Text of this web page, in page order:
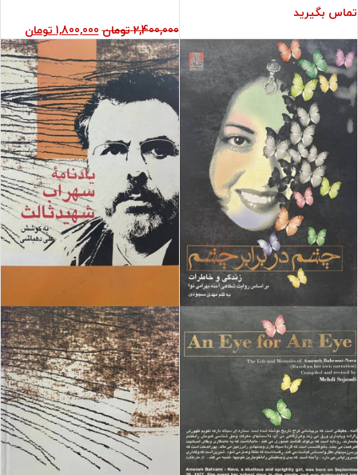
تماس بگیرید
2,400,000 تومان 1,800,000 تومان